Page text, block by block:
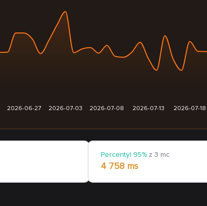
2026-06-27 2026-07-03 2026-07-08 2026-07-13 2026-07-18
Percentyl 95% z 3 mc
4 758 ms